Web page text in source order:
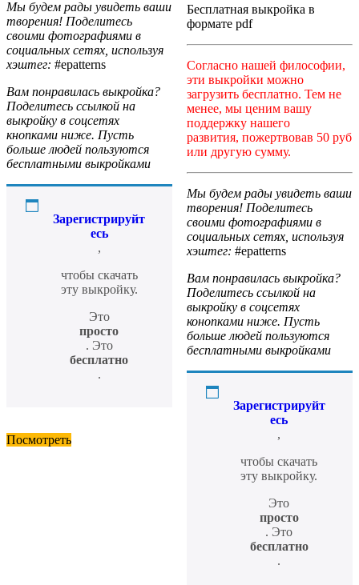
Мы будем рады увидеть ваши
творения! Поделитесь
своими фотографиями в
социальных сетях, используя
хэштег: #epatterns
Вам понравилась выкройка?
Поделитесь ссылкой на
выкройку в соцсетях
кнопками ниже. Пусть
больше людей пользуются
бесплатными выкройками
Зарегистрируйт
есь
,
чтобы скачать
эту выкройку.
Это
просто
. Это
бесплатно
.
Посмотреть
Бесплатная выкройка в
формате pdf
Согласно нашей философии,
эти выкройки можно
загрузить бесплатно. Тем не
менее, мы ценим вашу
поддержку нашего
развития, пожертвовав 50 руб
или другую сумму.
Мы будем рады увидеть ваши
творения! Поделитесь
своими фотографиями в
социальных сетях, используя
хэштег: #epatterns
Вам понравилась выкройка?
Поделитесь ссылкой на
выкройку в соцсетях
конопками ниже. Пусть
больше людей пользуются
бесплатными выкройками
Зарегистрируйт
есь
,
чтобы скачать
эту выкройку.
Это
просто
. Это
бесплатно
.